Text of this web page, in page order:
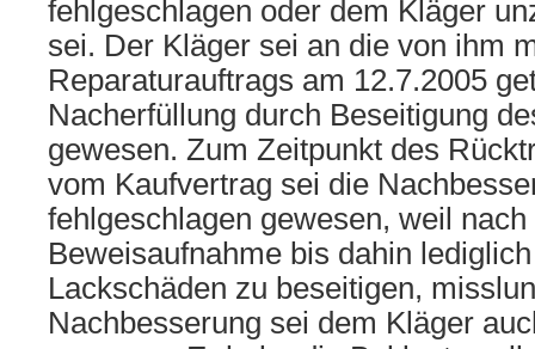
fehlgeschlagen oder dem Kläger
sei. Der Kläger sei an die von ihm
Reparaturauftrags am 12.7.2005
Nacherfüllung durch Beseitigung
gewesen. Zum Zeitpunkt des
vom Kaufvertrag sei die
fehlgeschlagen gewesen, weil
Beweisaufnahme bis dahin
Lackschäden zu beseitigen,
Nachbesserung sei dem Kläger